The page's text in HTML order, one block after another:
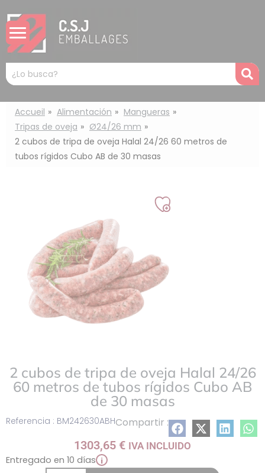
Mots
clés
:
Accueil Alimentación
Mangueras
Tripas de oveja
Ø24/26 mm
2 cubos de tripa de oveja Halal 24/26 60 metros de
tubos rígidos Cubo AB de 30 masas
Añadir
Referencia : BM242630ABHCompartir :
2 cubos de tripa de oveja Halal 24/26
60 metros de tubos rígidos Cubo AB
de 30 masas
1303,65 € IVA INCLUIDO
Entregado en 10 días i